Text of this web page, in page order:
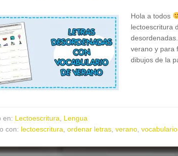
Hola a todos
lectoescritura
verano y para
dibujos de la
en: Lectoescritura
Lengua
con: lectoescritura ordenar letras verano vocabulario